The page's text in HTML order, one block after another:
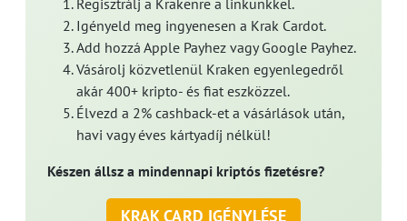
Regisztrálj a Krakenre a linkünkkel.
Igényeld meg ingyenesen a Krak Cardot.
Add hozzá Apple Payhez vagy Google Payhez.
Vásárolj közvetlenül Kraken egyenlegedről
akár 400+ kripto- és fiat eszközzel.
Élvezd a 2% cashback-et a vásárlások után,
havi vagy éves kártyadíj nélkül!
Készen állsz a mindennapi kriptós fizetésre?
KRAK CARD IGÉNYLÉSE